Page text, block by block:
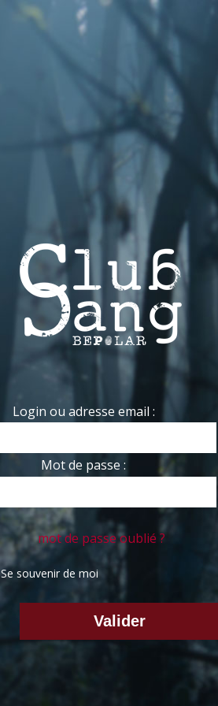
Login ou adresse email :
Mot de passe :
mot de passe oublié ?
Se souvenir de moi